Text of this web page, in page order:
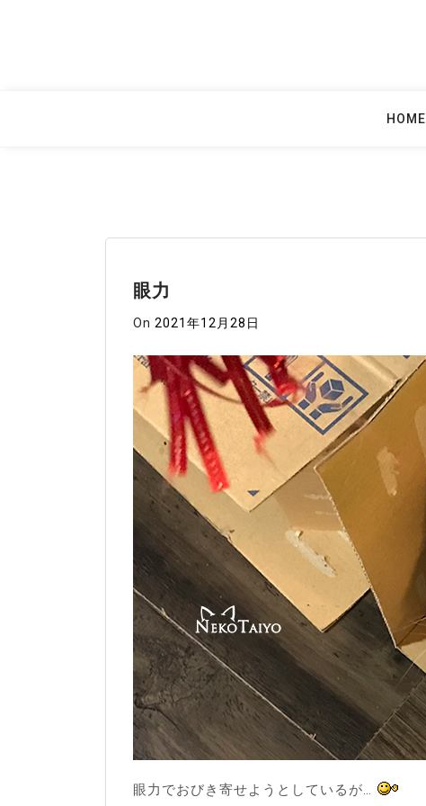
HOME
眼力
On 2021年12月28日
眼力でおびき寄せようとしているが…